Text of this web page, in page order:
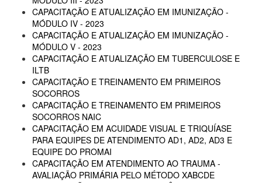
CAPACITAÇÃO E ATUALIZAÇÃO EM IMUNIZAÇÃO -
MÓDULO IV - 2023
CAPACITAÇÃO E ATUALIZAÇÃO EM IMUNIZAÇÃO -
MÓDULO V - 2023
CAPACITAÇÃO E ATUALIZAÇÃO EM TUBERCULOSE E
ILTB
CAPACITAÇÃO E TREINAMENTO EM PRIMEIROS
SOCORROS
CAPACITAÇÃO E TREINAMENTO EM PRIMEIROS
SOCORROS NAIC
CAPACITAÇÃO EM ACUIDADE VISUAL E TRIQUÍASE
PARA EQUIPES DE ATENDIMENTO AD1, AD2, AD3 E
EQUIPE DO PROMAI
CAPACITAÇÃO EM ATENDIMENTO AO TRAUMA -
AVALIAÇÃO PRIMÁRIA PELO MÉTODO XABCDE